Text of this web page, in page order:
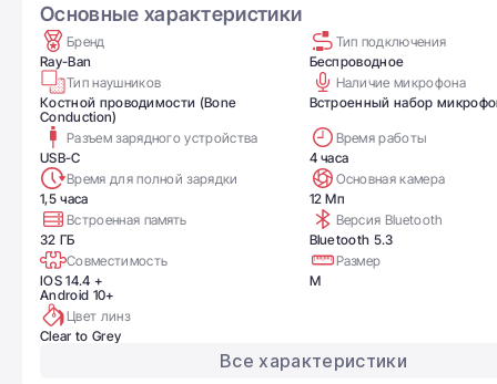
Основные характеристики
Бренд
Ray-Ban
Тип подключения
Беспроводное
Тип наушников
Костной проводимости (Bone
Conduction)
Наличие микрофона
Встроенный набор
Разъем зарядного устройства
USB-C
Время работы
4 часа
Время для полной зарядки
1,5 часа
Основная камера
12 Мп
Встроенная память
32 ГБ
Версия Bluetooth
Bluetooth 5.3
Совместимость
IOS 14.4 +
Android 10+
Размер
М
Цвет линз
Clear to Grey
Все характеристики